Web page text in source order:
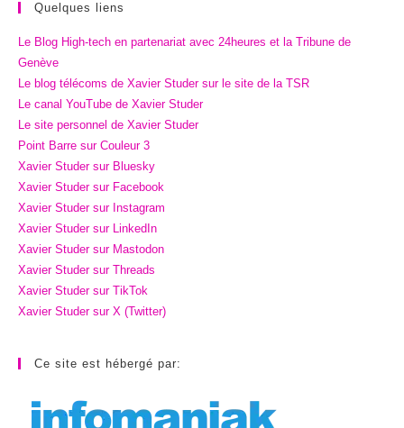
Quelques liens
Le Blog High-tech en partenariat avec 24heures et la Tribune de
Genève
Le blog télécoms de Xavier Studer sur le site de la TSR
Le canal YouTube de Xavier Studer
Le site personnel de Xavier Studer
Point Barre sur Couleur 3
Xavier Studer sur Bluesky
Xavier Studer sur Facebook
Xavier Studer sur Instagram
Xavier Studer sur LinkedIn
Xavier Studer sur Mastodon
Xavier Studer sur Threads
Xavier Studer sur TikTok
Xavier Studer sur X (Twitter)
Ce site est hébergé par: